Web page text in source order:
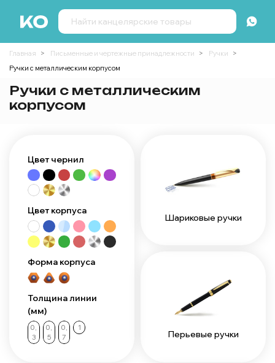
Главная Письменные и чертежные принадлежности
Ручки
Ручки с металлическим корпусом
Ручки с металлическим
корпусом
Цвет чернил
Цвет корпуса
Форма корпуса
Толщина линии
(мм)
0,
3
0,
5
0,
7
1
Шариковые ручки
Перьевые ручки